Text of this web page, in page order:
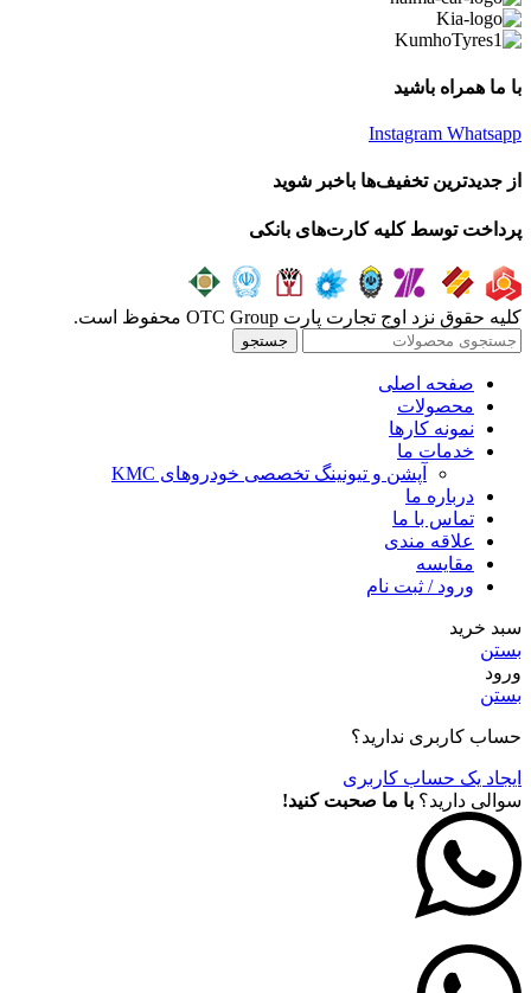
با ما همراه باشید
Instagram Whatsapp
از جدیدترین تخفیف‌ها باخبر شوید
پرداخت توسط کلیه کارت‌های بانکی
کلیه حقوق نزد اوج تجارت پارت OTC Group محفوظ است.
جستجو
صفحه اصلی
محصولات
نمونه کارها
خدمات ما
آپشن و تیونینگ تخصصی خودروهای KMC
درباره ما
تماس با ما
علاقه مندی
مقايسه
ورود / ثبت نام
سبد خرید
بستن
ورود
بستن
حساب کاربری ندارید؟
ایجاد یک حساب کاربری
سوالی دارید؟ با ما صحبت کنید!